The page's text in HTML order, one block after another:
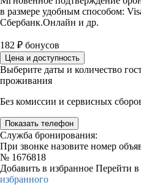
в размере удобным способом:
Сбербанк.Онлайн и др.
182 ₽ бонусов
Цена и доступность
Выберите даты и количество
проживания
Без комиссии и сервисных
Показать телефон
Служба бронирования:
При звонке назовите номер
№ 1676818
Добавить в избранное Перейти в
избранного